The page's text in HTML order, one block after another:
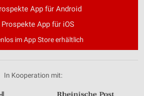
App für Android
Prospekte App für iOS
im App Store erhältlich
In Kooperation mit: